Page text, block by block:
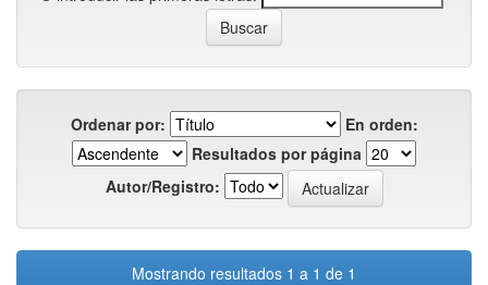
Ordenar por:
En orden:
Resultados por página
Autor/Registro:
Mostrando resultados 1 a 1 de 1